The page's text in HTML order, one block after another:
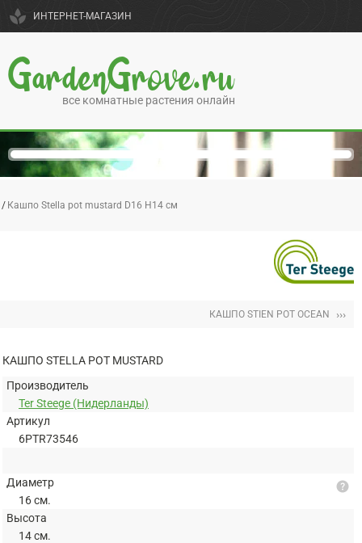
spa ИНТЕРНЕТ-МАГАЗИН
GardenGrove.ru
все комнатные растения онлайн
Кашпо Stella pot mustard D16 H14 см
КАШПО STIEN POT OCEAN ›››
КАШПО STELLA POT MUSTARD
Производитель
Ter Steege (Нидерланды)
Артикул
6PTR73546
Диаметр
16 см.
Высота
14 см.
help